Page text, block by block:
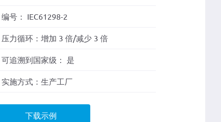
编号： IEC61298-2
压力循环：增加 3 倍/减少 3 倍
可追溯到国家级： 是
实施方式：生产工厂
下载示例